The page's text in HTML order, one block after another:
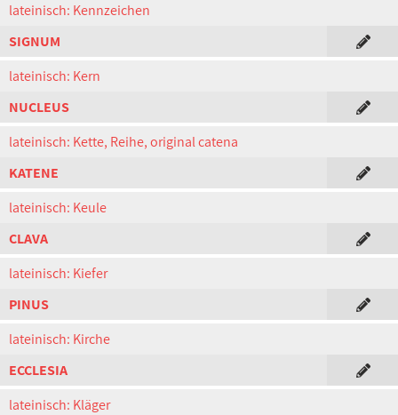
lateinisch: Kennzeichen
SIGNUM
lateinisch: Kern
NUCLEUS
lateinisch: Kette, Reihe, original catena
KATENE
lateinisch: Keule
CLAVA
lateinisch: Kiefer
PINUS
lateinisch: Kirche
ECCLESIA
lateinisch: Kläger